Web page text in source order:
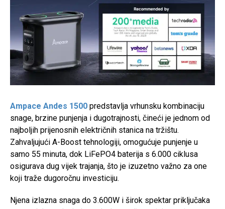
Ampace Andes 1500 predstavlja vrhunsku kombinaciju
snage, brzine punjenja i dugotrajnosti, čineći je jednom od
najboljih prijenosnih električnih stanica na tržištu.
Zahvaljujući A-Boost tehnologiji, omogućuje punjenje u
samo 55 minuta, dok LiFePO4 baterija s 6.000 ciklusa
osigurava dug vijek trajanja, što je izuzetno važno za one
koji traže dugoročnu investiciju.
Njena izlazna snaga do 3.600W i širok spektar priključaka